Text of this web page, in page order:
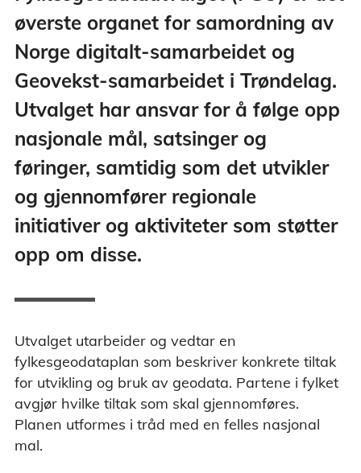
øverste organet for samordning av
Norge digitalt-samarbeidet og
Geovekst-samarbeidet i Trøndelag.
Utvalget har ansvar for å følge opp
nasjonale mål, satsinger og
føringer, samtidig som det utvikler
og gjennomfører regionale
initiativer og aktiviteter som støtter
opp om disse.
Utvalget utarbeider og vedtar en
fylkesgeodataplan som beskriver konkrete tiltak
for utvikling og bruk av geodata. Partene i fylket
avgjør hvilke tiltak som skal gjennomføres.
Planen utformes i tråd med en felles nasjonal
mal.